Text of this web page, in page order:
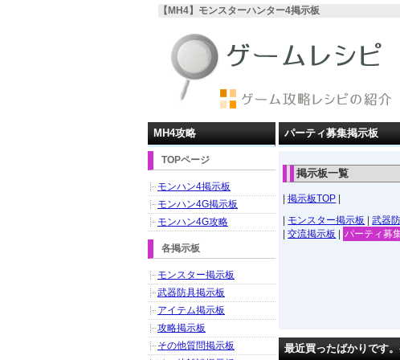
【MH4】モンスターハンター4掲示板
パーティ募集掲示板
掲示板一覧
|掲示板TOP
モンスター掲示板 |武器
|交流掲示板 パーティ募
最近買ったばかりです
MH4攻略
TOPページ
モンハン4掲示板
モンハン4G掲示板
モンハン4G攻略
各掲示板
モンスター掲示板
武器防具掲示板
アイテム掲示板
攻略掲示板
その他質問掲示板